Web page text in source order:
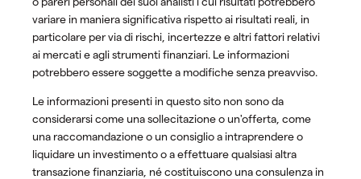
variare in maniera significativa rispetto ai risultati reali, in
particolare per via di rischi, incertezze e altri fattori relativi
ai mercati e agli strumenti finanziari. Le informazioni
potrebbero essere soggette a modifiche senza preavviso.
Le informazioni presenti in questo sito non sono da
considerarsi come una sollecitazione o un'offerta, come
una raccomandazione o un consiglio a intraprendere o
liquidare un investimento o a effettuare qualsiasi altra
transazione finanziaria, né costituiscono una consulenza in